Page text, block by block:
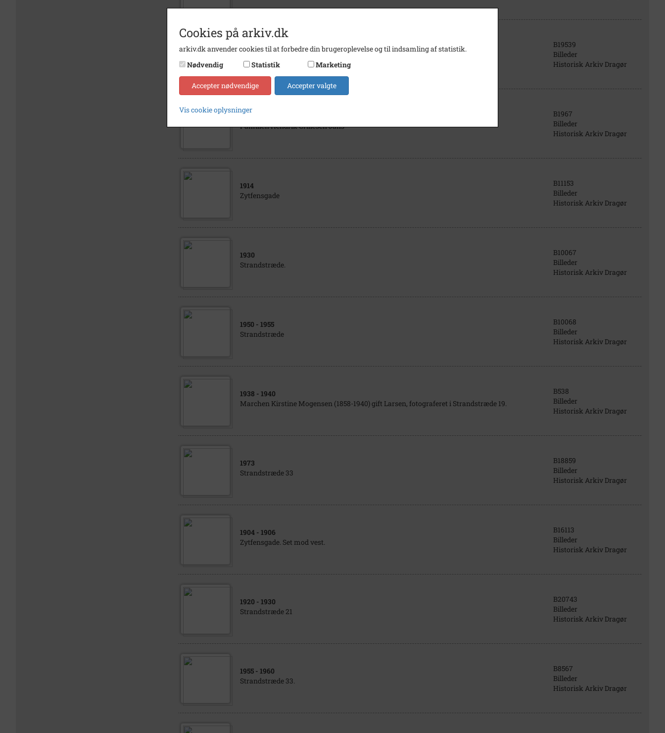
1910- 1930
B19539
Billeder
Historisk Arkiv Dragør
1929
Familien Hendrik Crillesen Jans
B1967
Billeder
Historisk Arkiv Dragør
1914
Zytfensgade
B11153
Billeder
Historisk Arkiv Dragør
1930
Strandstræde.
B10067
Billeder
Historisk Arkiv Dragør
1950 - 1955
Strandstræde
B10068
Billeder
Historisk Arkiv Dragør
1938 - 1940
Marchen Kirstine Mogensen (1858-1940) gift Larsen, fotograferet i Strandstræde 19.
B538
Billeder
Historisk Arkiv Dragør
1973
Strandstræde 33
B18859
Billeder
Historisk Arkiv Dragør
1904 - 1906
Zytfensgade. Set mod vest.
B16113
Billeder
Historisk Arkiv Dragør
1920 - 1930
Strandstræde 21
B20743
Billeder
Historisk Arkiv Dragør
1955 - 1960
Strandstræde 33.
B8567
Billeder
Historisk Arkiv Dragør
Cookies på arkiv.dk
arkiv.dk anvender cookies til at forbedre din brugeroplevelse og til indsamling af statistik.
Nødvendig
Statistik Marketing
Accepter nødvendige Accepter valgte
Vis cookie oplysninger